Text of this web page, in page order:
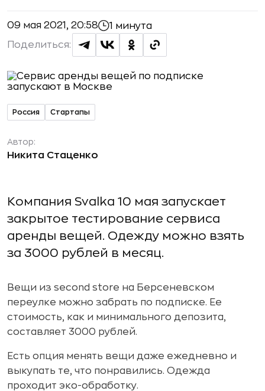
09 мая 2021, 20:58 1 минута
Поделиться:
Россия Стартапы
Автор:
Никита Стаценко
Компания Svalka 10 мая запускает
закрытое тестирование сервиса
аренды вещей. Одежду можно взять
за 3000 рублей в месяц.
Вещи из second store на Берсеневском
переулке можно забрать по подписке. Ее
стоимость, как и минимального депозита,
составляет 3000 рублей.
Есть опция менять вещи даже ежедневно и
выкупать те, что понравились. Одежда
проходит эко-обработку.